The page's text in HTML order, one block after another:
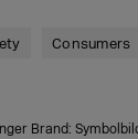
Consumers